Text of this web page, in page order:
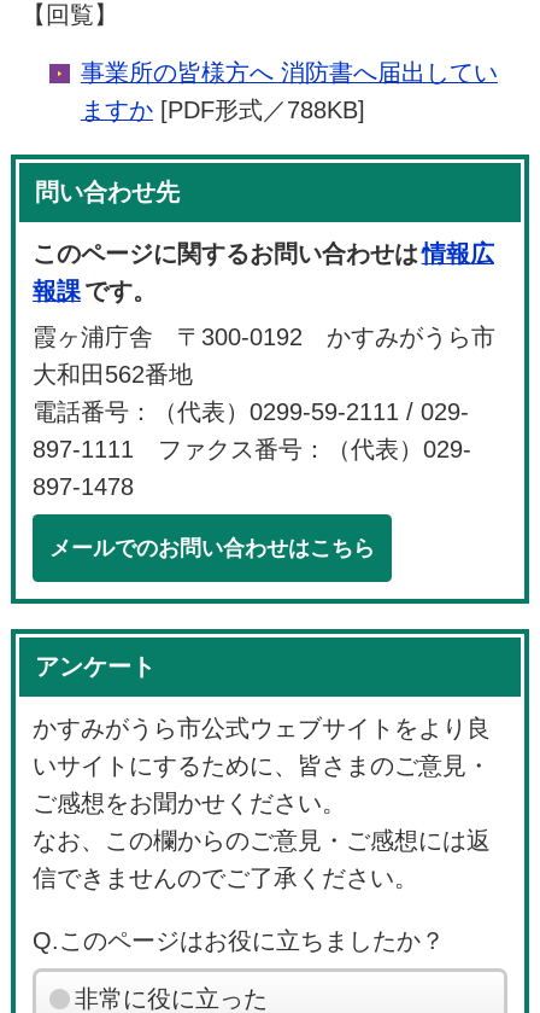
【回覧】
事業所の皆様方へ 消防書へ届出してい
ますか[PDF形式／788KB]
問い合わせ先
このページに関するお問い合わせは情報広
報課です。
霞ヶ浦庁舎 〒300-0192 かすみがうら市
大和田562番地
電話番号：（代表）0299-59-2111 / 029-
897-1111 ファクス番号：（代表）029-
897-1478
メールでのお問い合わせはこちら
アンケート
かすみがうら市公式ウェブサイトをより良
いサイトにするために、皆さまのご意見・
ご感想をお聞かせください。
なお、この欄からのご意見・ご感想には返
信できませんのでご了承ください。
Q.このページはお役に立ちましたか？
非常に役に立った